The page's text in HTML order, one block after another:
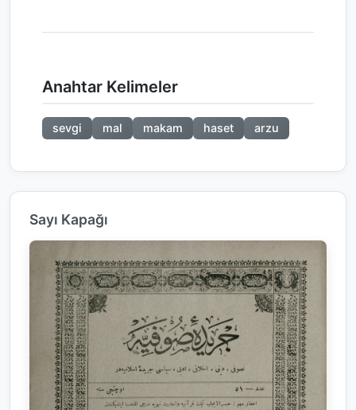
Anahtar Kelimeler
sevgi mal makam haset arzu
Sayı Kapağı